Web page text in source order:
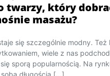
twarzy, który
masażu?
się szczególnie modny.
wiele z nas
sporą popularnością. Na